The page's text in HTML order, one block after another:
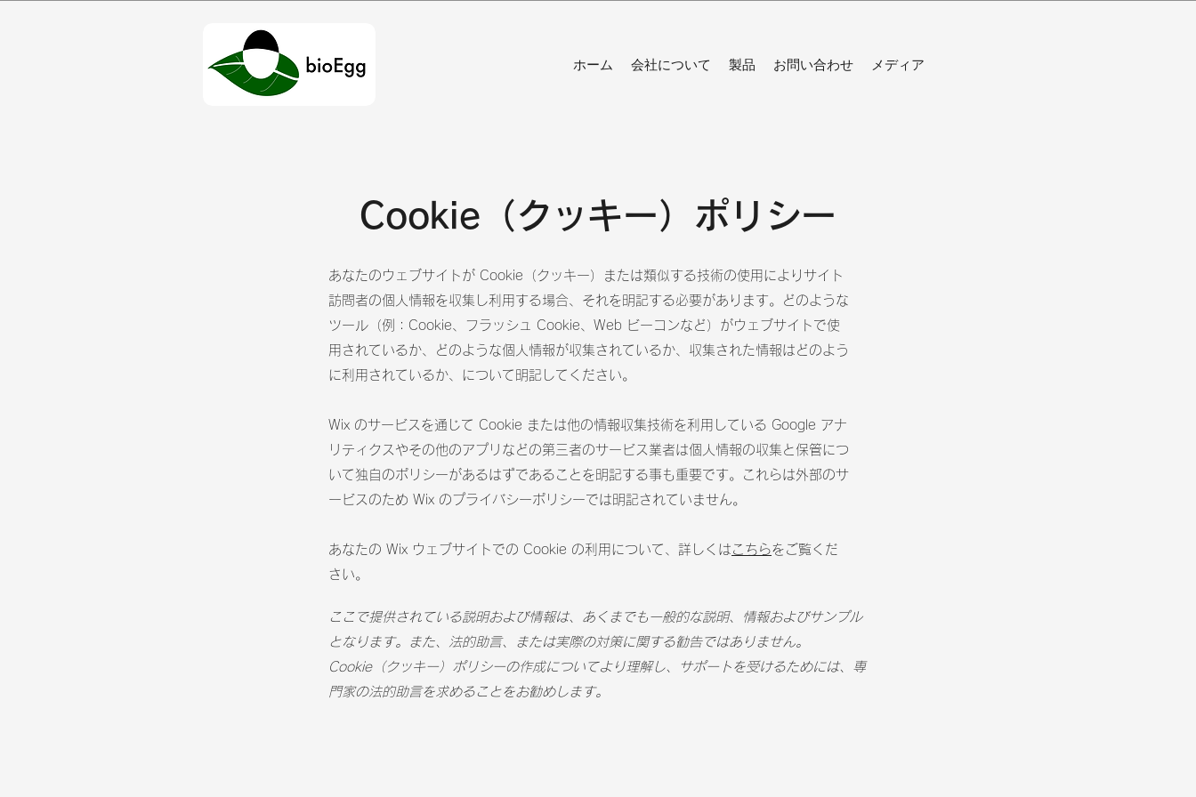
ホーム 会社について 製品 お問い合わせ メディア
Cookie（クッキー）ポリシー
あなたのウェブサイトが Cookie（クッキー）または類似する技術の使用によりサイト
訪問者の個人情報を収集し利用する場合、それを明記する必要があります。どのような
ツール（例：Cookie、フラッシュ Cookie、Web ビーコンなど）がウェブサイトで使
用されているか、どのような個人情報が収集されているか、収集された情報はどのよう
に利用されているか、について明記してください。
Wix のサービスを通じて Cookie または他の情報収集技術を利用している Google アナ
リティクスやその他のアプリなどの第三者のサービス業者は個人情報の収集と保管につ
いて独自のポリシーがあるはずであることを明記する事も重要です。これらは外部のサ
ービスのため Wix のプライバシーポリシーでは明記されていません。
あなたの Wix ウェブサイトでの Cookie の利用について、詳しくは こちらをご覧くだ
さい。
ここで提供されている説明および情報は、あくまでも一般的な説明、情報およびサンプル
となります。また、法的助言、または実際の対策に関する勧告ではありません。
Cookie（クッキー）ポリシーの作成についてより理解し、サポートを受けるためには、専
門家の法的助言を求めることをお勧めします。